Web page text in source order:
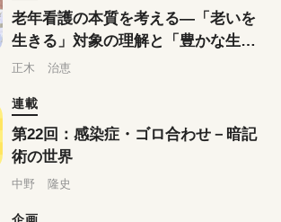
老年看護の本質を考える―「老いを
生きる」対象の理解と「豊かな生」
の創出・支援
正木 治恵
連載
第22回：感染症・ゴロ合わせ－暗記
術の世界
中野 隆史